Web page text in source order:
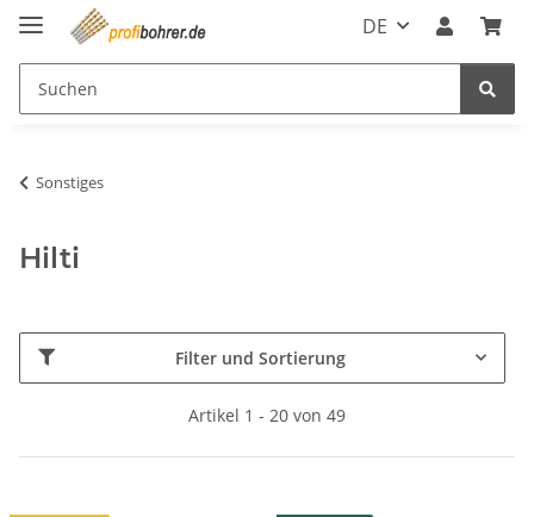
DE
Sonstiges
Hilti
Filter und Sortierung
Artikel 1 - 20 von 49